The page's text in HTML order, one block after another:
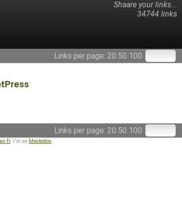
Shaare your links...
34744 links
Links per page: 20 50 100
Links per page: 20 50 100
. I'm on Mastodon.